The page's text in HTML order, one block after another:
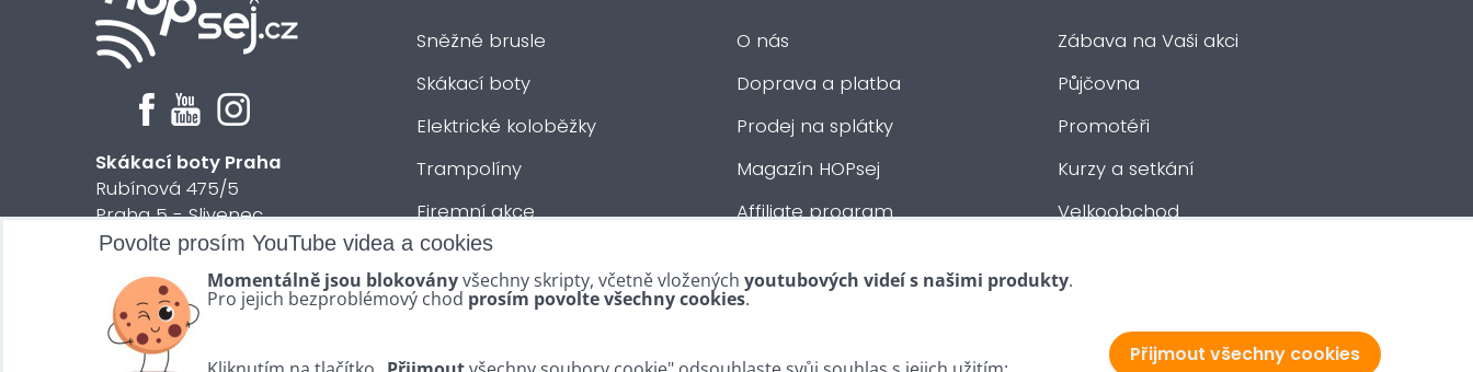
Skákací boty Praha
Rubínová 475/5
Praha 5 - Slivenec
© 2024 HOPsej.cz
Sněžné brusle
Skákací boty
Elektrické koloběžky
Trampolíny
Firemní akce
Půjčení auta
Vše ostatní :-)
O nás
Doprava a platba
Prodej na splátky
Magazín HOPsej
Affiliate program
Kontakty
Zábava na Vaši akci
Půjčovna
Promotéři
Kurzy a setkání
Velkoobchod
Povolte prosím YouTube videa a cookies
Momentálně jsou blokoványvšechny skripty, včetně vložených youtubových videí s našimi produkty.
Pro jejich bezproblémový chod prosím povolte všechny cookies.
Přijmout všechny cookies